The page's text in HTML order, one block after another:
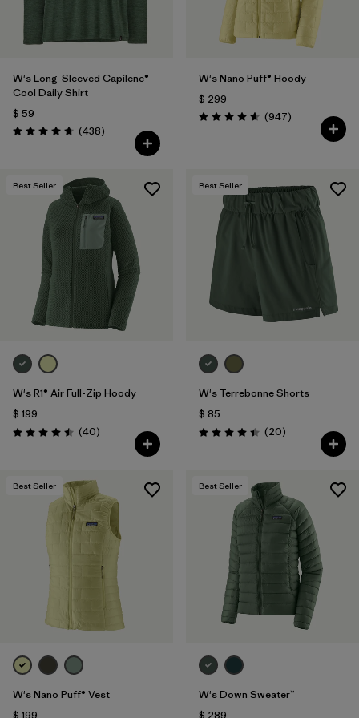
W's Long-Sleeved Capilene®
Cool Daily Shirt
$ 59
Valoración: 4.7 / 5
(438Comentarios
)
W's Nano Puff® Hoody
$ 299
Valoración: 4.6 / 5
(947Comentarios
)
Best Seller
W's R1® Air Full-Zip Hoody
$ 199
Valoración: 4.5 / 5
(40Comentarios
)
Best Seller
W's Terrebonne Shorts
$ 85
Valoración: 4.5 / 5
(20Comentarios
)
Best Seller
W's Nano Puff® Vest
Best Seller
W's Down Sweater™